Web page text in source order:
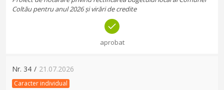
Coltău pentru anul 2026 și virări de credite
aprobat
Nr. 34 / 21.07.2026
Caracter individual